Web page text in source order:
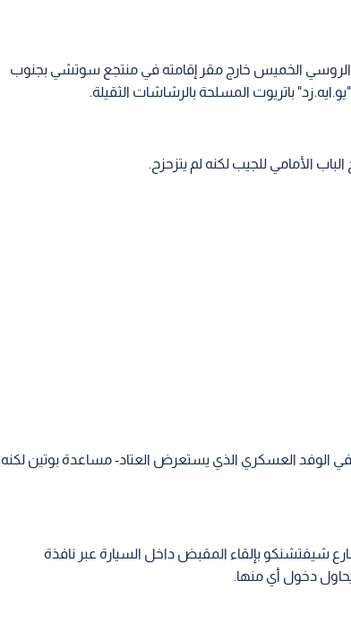
الخميس خارج مقر إقامته في منتجع سوتشي بجنوب
باتريوت المسلحة بالرشاشات الثقيلة.
الأمامي للجيب لكنه لم يتزحزح.
الوفد العسكري الذي يستعرض العتاد- مساعدة بوتين لكنه
بإلقاء المقبض داخل السيارة عبر نافذة
دخول أي منها.